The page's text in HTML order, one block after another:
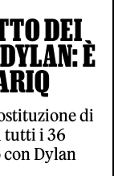
DEI
È
di
tutti i 36
Dylan